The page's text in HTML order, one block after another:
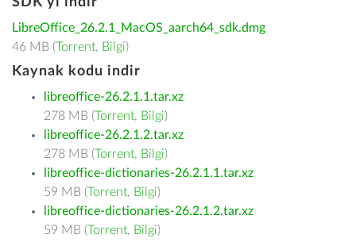
LibreOffice_26.2.1_MacOS_aarch64_sdk.dmg
46 MB (Torrent, Bilgi)
Kaynak kodu indir
libreoffice-26.2.1.1.tar.xz
278 MB (Torrent, Bilgi)
libreoffice-26.2.1.2.tar.xz
278 MB (Torrent, Bilgi)
libreoffice-dictionaries-26.2.1.1.tar.xz
59 MB (Torrent, Bilgi)
libreoffice-dictionaries-26.2.1.2.tar.xz
59 MB (Torrent, Bilgi)